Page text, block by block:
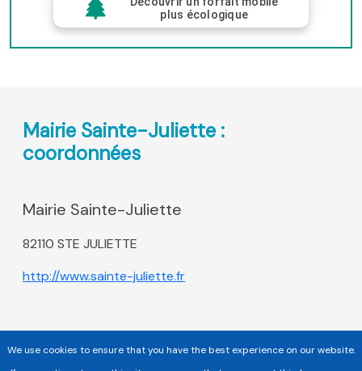
plus écologique
Mairie Sainte-Juliette :
coordonnées
Mairie Sainte-Juliette
82110 STE JULIETTE
http://www.sainte-juliette.fr
We use cookies to ensure that you have the best experience on our website.